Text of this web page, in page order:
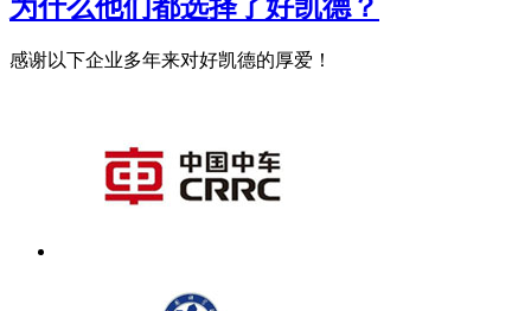
为什么他们都选择了好凯德？
感谢以下企业多年来对好凯德的厚爱！